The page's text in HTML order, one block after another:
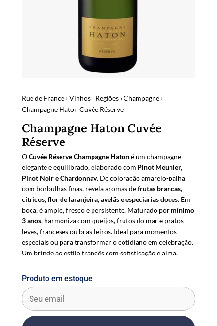
Rue de France›Vinhos› Regiões›Champagne›
Champagne Haton Cuvée Réserve
Champagne Haton Cuvée
Réserve
OCuvée Réserve Champagne Hatoné um champagne
elegante e equilibrado, elaborado com Pinot Meunier,
Pinot Noir e Chardonnay. De coloração amarelo-palha
com borbulhas finas, revela aromas defrutas brancas,
cítricos, flor de laranjeira, avelãs e especiarias doces. Em
boca, é amplo, fresco e persistente. Maturado por mínimo
3 anos, harmoniza com queijos, frutos do mar e pratos
leves, franceses ou brasileiros. Ideal para momentos
especiais ou para transformar o cotidiano em celebração.
Um brinde ao estilo francês com sofisticação e alma.
Produto em estoque
E
n
e